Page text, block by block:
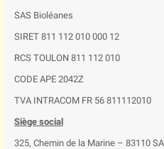
SAS Bioléanes
SIRET 811 112 010 000 12
RCS TOULON 811 112 010
CODE APE 2042Z
TVA INTRACOM FR 56 811112010
Siège social
325, Chemin de la Marine – 83110